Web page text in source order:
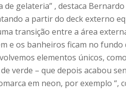
de gelateria” , destaca
a partir do deck externo
transição entre a área
e os banheiros ficam no
elementos únicos,
verde – que depois acabou
em neon, por exemplo “,